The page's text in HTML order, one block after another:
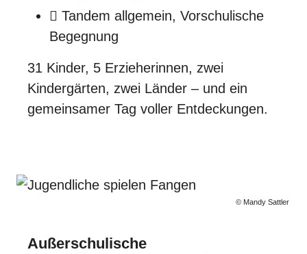
Tandem allgemein, Vorschulische
Begegnung
31 Kinder, 5 Erzieherinnen, zwei
Kindergärten, zwei Länder – und ein
gemeinsamer Tag voller Entdeckungen.
© Mandy Sattler
Außerschulische